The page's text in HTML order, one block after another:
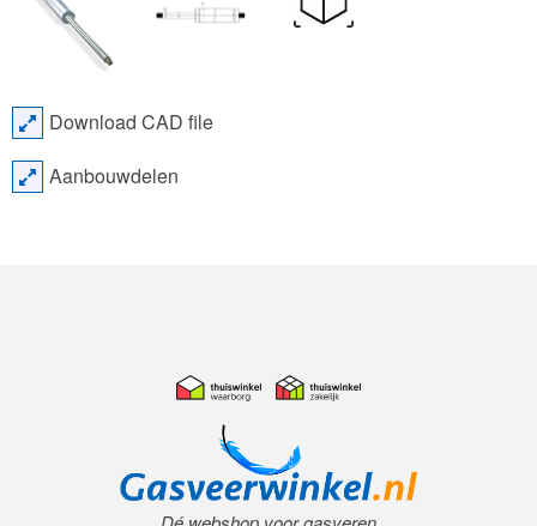
Download CAD file
Aanbouwdelen